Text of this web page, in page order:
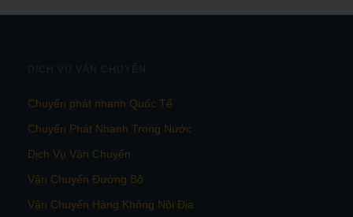
DỊCH VỤ VẬN CHUYỂN
Chuyển phát nhanh Quốc Tế
Chuyển Phát Nhanh Trong Nước
Dịch Vụ Vận Chuyển
Vận Chuyển Đường Bộ
Vận Chuyển Hàng Không Nội Địa